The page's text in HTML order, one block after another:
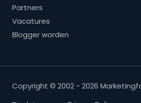
Partners
Vacatures
Blogger worden
Copyright © 2002 - 2026